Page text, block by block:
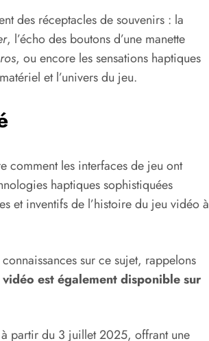
des réceptacles de souvenirs : la
, l’écho des boutons d’une manette
, ou encore les sensations haptiques
et l’univers du jeu.
comment les interfaces de jeu ont
haptiques sophistiquées
et inventifs de l’histoire du jeu vidéo à
sur ce sujet, rappelons
est également disponible sur
à partir du 3 juillet 2025, offrant une